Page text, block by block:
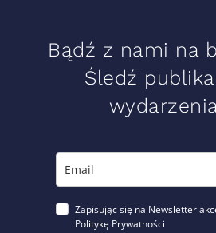
Bądź z nami na
Śledź
Zapisując się na Newsletter
Politykę Prywatności